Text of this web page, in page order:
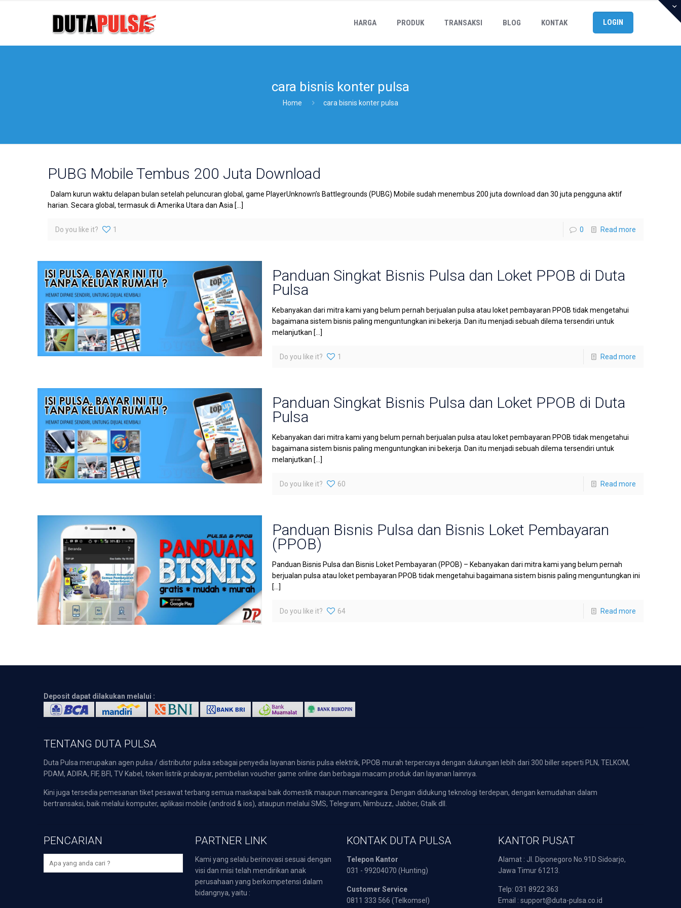
HARGA PRODUK TRANSAKSI BLOG KONTAK LOGIN
cara bisnis konter pulsa
Home cara bisnis konter pulsa
PUBG Mobile Tembus 200 Juta Download
Dalam kurun waktu delapan bulan setelah peluncuran global, game PlayerUnknown’s Battlegrounds (PUBG) Mobile sudah menembus 200 juta download dan 30 juta pengguna aktif
harian. Secara global, termasuk di Amerika Utara dan Asia […]
Do you like it? 1 0 Read more
Panduan Singkat Bisnis Pulsa dan Loket PPOB di Duta
Pulsa
Kebanyakan dari mitra kami yang belum pernah berjualan pulsa atau loket pembayaran PPOB tidak mengetahui
bagaimana sistem bisnis paling menguntungkan ini bekerja. Dan itu menjadi sebuah dilema tersendiri untuk
melanjutkan […]
Do you like it? 1 Read more
Panduan Singkat Bisnis Pulsa dan Loket PPOB di Duta
Pulsa
Kebanyakan dari mitra kami yang belum pernah berjualan pulsa atau loket pembayaran PPOB tidak mengetahui
bagaimana sistem bisnis paling menguntungkan ini bekerja. Dan itu menjadi sebuah dilema tersendiri untuk
melanjutkan […]
Do you like it? 60 Read more
Panduan Bisnis Pulsa dan Bisnis Loket Pembayaran
(PPOB)
Panduan Bisnis Pulsa dan Bisnis Loket Pembayaran (PPOB) – Kebanyakan dari mitra kami yang belum pernah
berjualan pulsa atau loket pembayaran PPOB tidak mengetahui bagaimana sistem bisnis paling menguntungkan ini
[…]
Do you like it? 64 Read more
Deposit dapat dilakukan melalui :
TENTANG DUTA PULSA
Duta Pulsa merupakan agen pulsa / distributor pulsa sebagai penyedia layanan bisnis pulsa elektrik, PPOB murah terpercaya dengan dukungan lebih dari 300 biller seperti PLN, TELKOM,
PDAM, ADIRA, FIF, BFI, TV Kabel, token listrik prabayar, pembelian voucher game online dan berbagai macam produk dan layanan lainnya.
Kini juga tersedia pemesanan tiket pesawat terbang semua maskapai baik domestik maupun mancanegara. Dengan didukung teknologi terdepan, dengan kemudahan dalam
bertransaksi, baik melalui komputer, aplikasi mobile (android & ios), ataupun melalui SMS, Telegram, Nimbuzz, Jabber, Gtalk dll.
PENCARIAN PARTNER LINK
Kami yang selalu berinovasi sesuai dengan
visi dan misi telah mendirikan anak
perusahaan yang berkompetensi dalam
bidangnya, yaitu :
KONTAK DUTA PULSA
Telepon Kantor
031 - 99204070 (Hunting)
Customer Service
0811 333 566 (Telkomsel)
KANTOR PUSAT
Alamat : Jl. Diponegoro No.91D Sidoarjo,
Jawa Timur 61213.
Telp: 031 8922 363
Email : support@duta-pulsa.co.id